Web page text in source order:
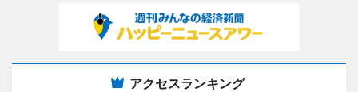
アクセスランキング